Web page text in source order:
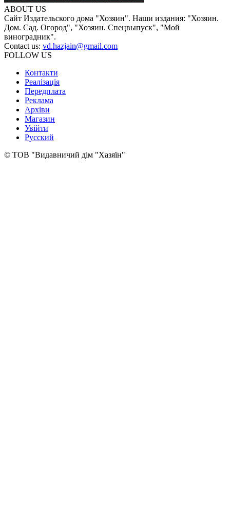
ABOUT US
Сайт Издательского дома "Хозяин". Наши издания: "Хозяин.
Дом. Сад. Огород", "Хозяин. Спецвыпуск", "Мой
виноградник".
Contact us: vd.hazjain@gmail.com
FOLLOW US
Контакти
Реалізація
Передплата
Реклама
Архіви
Магазин
Увійти
Русский
© ТОВ "Видавничий дім "Хазяїн"